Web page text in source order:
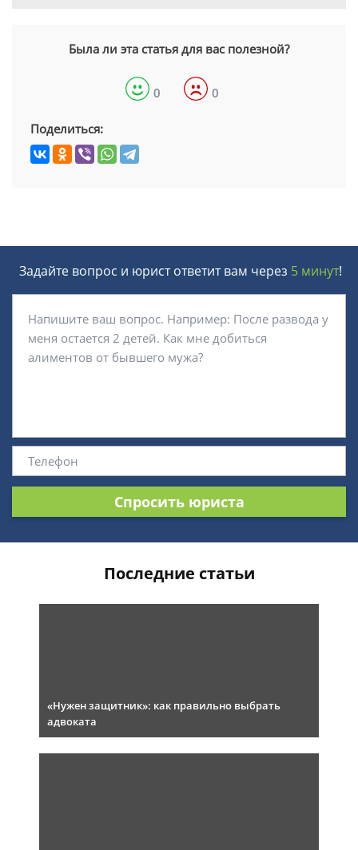
Была ли эта статья для вас полезной?
0 0
Поделиться:
Задайте вопрос и юрист ответит вам через 5 минут!
Спросить юриста
Последние статьи
«Нужен защитник»: как правильно выбрать
адвоката